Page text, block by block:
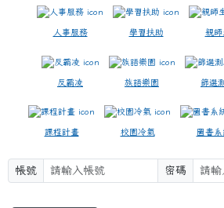
人事服務 學習扶助 親師
反霸凌 族語樂園 篩選
課程計畫 校園冷氣 圖書系
帳號 密碼